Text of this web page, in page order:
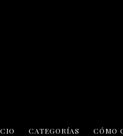
CATEGORÍAS CÓMO